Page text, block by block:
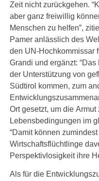
Zeit nicht zurückgehen.
aber ganz freiwillig
Menschen zu helfen”,
Pamer anlässlich des
den UN-Hochkommissar
Grandi und ergänzt:
der Unterstützung von
Südtirol kommen, zum
Ort gesetzt, um die
Lebensbedingungen im
“Damit können
Wirtschaftsflüchtlinge
Perspektivlosigkeit ihre
Als für die